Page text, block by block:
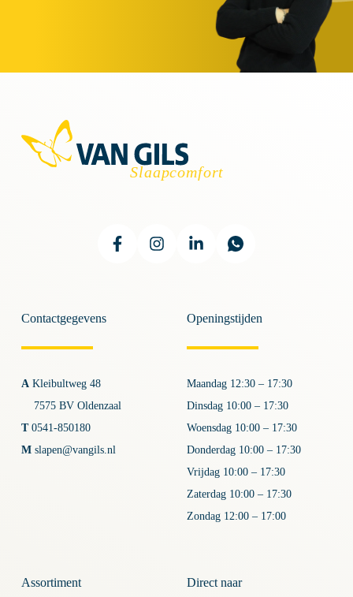
Contactgegevens
A Kleibultweg 48
7575 BV Oldenzaal
T 0541-850180
M slapen@vangils.nl
Openingstijden
Maandag 12:30 – 17:30
Dinsdag 10:00 – 17:30
Woensdag 10:00 – 17:30
Donderdag 10:00 – 17:30
Vrijdag 10:00 – 17:30
Zaterdag 10:00 – 17:30
Zondag 12:00 – 17:00
Assortiment Direct naar